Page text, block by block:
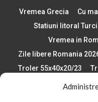
Vremea Grecia Cu
Statiuni litoral
Vremea in
Zile libere Romania
Troler 55x40x20/23
Paste 2026